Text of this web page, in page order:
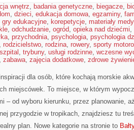
wnętrz, badania genetyczne, biegacze,
, dzieci, edukacja domowa, egzaminy,
gry edukacyjne, korepetycje, materiały
, odchudzanie, ogród, opieka nad dziećmi,
, przychodnia, psychologia, psychologia
, rodzicielstwo, rodzina, rowery, sporty
szpital , trybuny, usługi rodzinne, wczesne
, zabawa, zajęcia dodatkowe, zdrowe
dla osób, które kochają morskie
miejscówek. To miejsce, w którym
– od wyboru kierunku, przez planowanie,
przygodzie w tropikach, znajdziesz tu
plan. Nowe kategorie na stronie to